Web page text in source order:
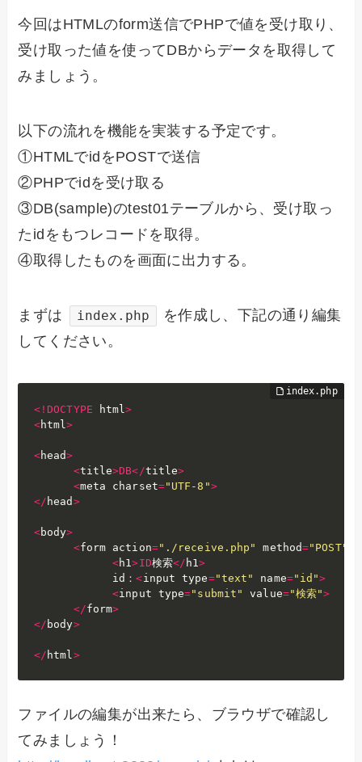
今回はHTMLのform送信でPHPで値を受け取り、
受け取った値を使ってDBからデータを取得して
みましょう。
以下の流れを機能を実装する予定です。
①HTMLでidをPOSTで送信
②PHPでidを受け取る
③DB(sample)のtest01テーブルから、受け取っ
たidをもつレコードを取得。
④取得したものを画面に出力する。
まずは index.php
を作成し、下記の通り編集
してください。
< !DOCTYPE html>
<html>
<head>
<title>DB< /title>
<meta charset="UTF-8">
</ head >
<body>
<form action="./receive.php" method="POST"
<h1>ID検索</ h1>
            id：
<input type="text" name="id">
<input type="submit" value="検索">
</form>
</ body>
</ html >
ファイルの編集が出来たら、ブラウザで確認し
てみましょう！